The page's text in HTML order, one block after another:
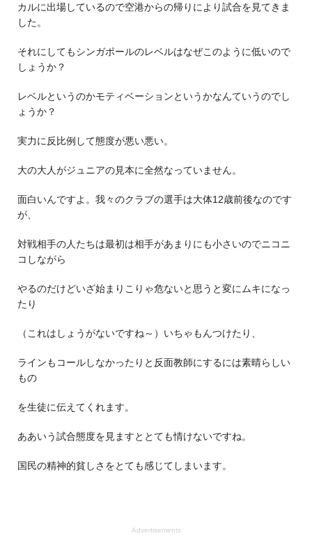
カルに出場しているので空港からの帰りにより試合を見てきま
した。
それにしてもシンガポールのレベルはなぜこのように低いので
しょうか？
レベルというのかモティベーションというかなんていうのでし
ょうか？
実力に反比例して態度が悪い悪い。
大の大人がジュニアの見本に全然なっていません。
面白いんですよ。我々のクラブの選手は大体12歳前後なのです
が、
対戦相手の人たちは最初は相手があまりにも小さいのでニコニ
コしながら
やるのだけどいざ始まりこりゃ危ないと思うと変にムキになっ
たり
（これはしょうがないですね～）いちゃもんつけたり、
ラインもコールしなかったりと反面教師にするには素晴らしい
もの
を生徒に伝えてくれます。
ああいう試合態度を見ますととても情けないですね。
国民の精神的貧しさをとても感じてしまいます。
Advertisements